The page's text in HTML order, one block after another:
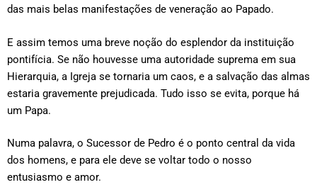
das mais belas manifestações de veneração ao Papado.
E assim temos uma breve noção do esplendor da instituição
pontifícia. Se não houvesse uma autoridade suprema em sua
Hierarquia, a Igreja se tornaria um caos, e a salvação das almas
estaria gravemente prejudicada. Tudo isso se evita, porque há
um Papa.
Numa palavra, o Sucessor de Pedro é o ponto central da vida
dos homens, e para ele deve se voltar todo o nosso
entusiasmo e amor.